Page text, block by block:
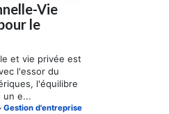
Vie
le
et vie privée est
l'essor du
l'équilibre
un e...
Gestion d'entreprise